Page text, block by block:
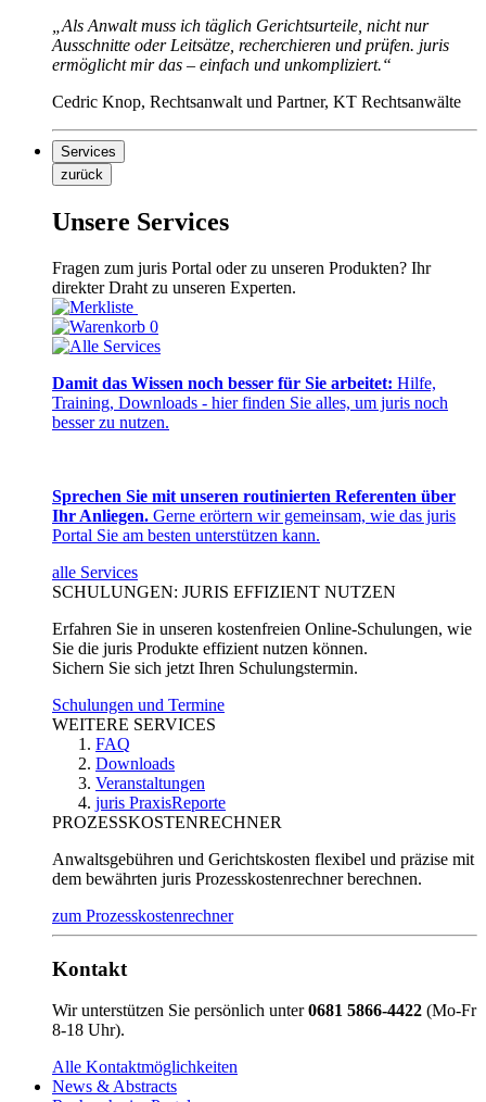
„Als Anwalt muss ich täglich Gerichtsurteile, nicht nur
Ausschnitte oder Leitsätze, recherchieren und prüfen. juris
ermöglicht mir das – einfach und unkompliziert.“
Cedric Knop, Rechtsanwalt und Partner, KT Rechtsanwälte
Services
zurück
Unsere Services
Fragen zum juris Portal oder zu unseren Produkten? Ihr
direkter Draht zu unseren Experten.
0
Damit das Wissen noch besser für Sie arbeitet: Hilfe,
Training, Downloads - hier finden Sie alles, um juris noch
besser zu nutzen.
Sprechen Sie mit unseren routinierten Referenten über
Ihr Anliegen. Gerne erörtern wir gemeinsam, wie das juris
Portal Sie am besten unterstützen kann.
alle Services
SCHULUNGEN: JURIS EFFIZIENT NUTZEN
Erfahren Sie in unseren kostenfreien Online-Schulungen, wie
Sie die juris Produkte effizient nutzen können.
Sichern Sie sich jetzt Ihren Schulungstermin.
Schulungen und Termine
WEITERE SERVICES
FAQ
Downloads
Veranstaltungen
juris PraxisReporte
PROZESSKOSTENRECHNER
Anwaltsgebühren und Gerichtskosten flexibel und präzise mit
dem bewährten juris Prozesskostenrechner berechnen.
zum Prozesskostenrechner
Kontakt
Wir unterstützen Sie persönlich unter0681 5866-4422 (Mo-Fr
8-18 Uhr).
Alle Kontaktmöglichkeiten
News & Abstracts